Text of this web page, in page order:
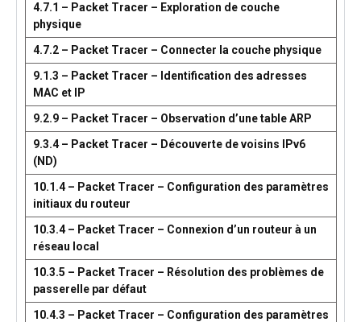
4.7.1 – Packet Tracer – Exploration de couche
physique
4.7.2 – Packet Tracer – Connecter la couche physique
9.1.3 – Packet Tracer – Identification des adresses
MAC et IP
9.2.9 – Packet Tracer – Observation d’une table ARP
9.3.4 – Packet Tracer – Découverte de voisins IPv6
(ND)
10.1.4 – Packet Tracer – Configuration des paramètres
initiaux du routeur
10.3.4 – Packet Tracer – Connexion d’un routeur à un
réseau local
10.3.5 – Packet Tracer – Résolution des problèmes de
passerelle par défaut
10.4.3 – Packet Tracer – Configuration des paramètres